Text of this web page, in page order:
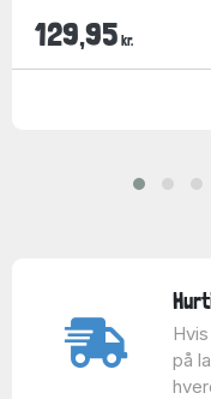
129,95 kr.
på